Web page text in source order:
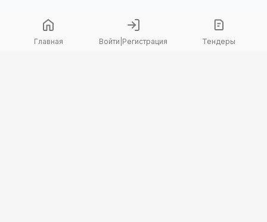
Главная Войти Регистрация Тендеры